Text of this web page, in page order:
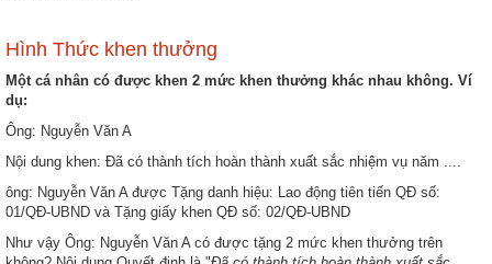
Hình Thức khen thưởng
Một cá nhân có được khen 2 mức khen thưởng khác nhau không. Ví
dụ:
Ông: Nguyễn Văn A
Nội dung khen: Đã có thành tích hoàn thành xuất sắc nhiệm vụ năm ....
ông: Nguyễn Văn A được Tặng danh hiệu: Lao động tiên tiến QĐ số:
01/QĐ-UBND và Tặng giấy khen QĐ số: 02/QĐ-UBND
Như vậy Ông: Nguyễn Văn A có được tặng 2 mức khen thưởng trên